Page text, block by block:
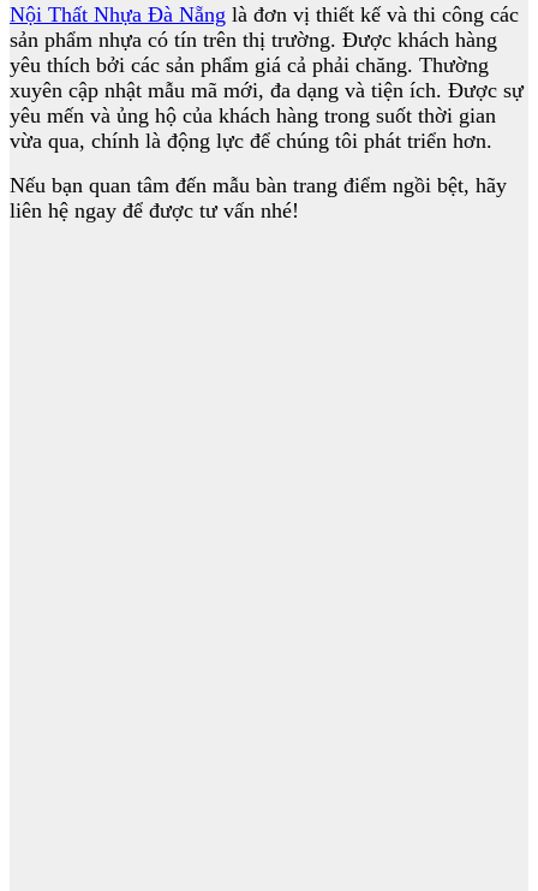
Nội Thất Nhựa Đà Nẵng là đơn vị thiết kế và thi công các
sản phẩm nhựa có tín trên thị trường. Được khách hàng
yêu thích bởi các sản phẩm giá cả phải chăng. Thường
xuyên cập nhật mẫu mã mới, đa dạng và tiện ích. Được sự
yêu mến và ủng hộ của khách hàng trong suốt thời gian
vừa qua, chính là động lực để chúng tôi phát triển hơn.
Nếu bạn quan tâm đến mẫu bàn trang điểm ngồi bệt, hãy
liên hệ ngay để được tư vấn nhé!